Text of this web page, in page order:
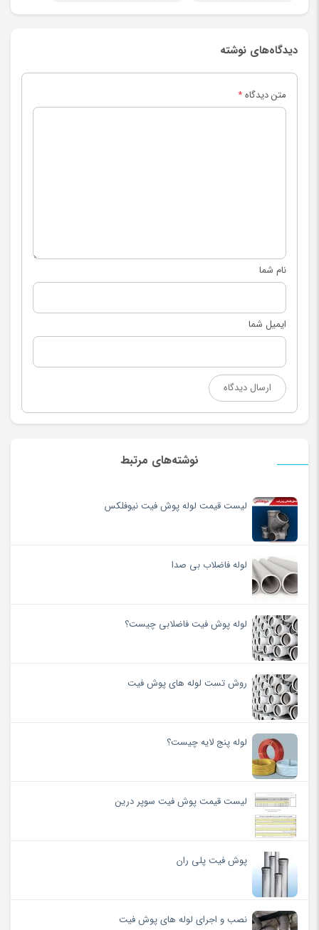
نوشته‌های مرتبط
لیست قیمت لوله پوش فیت نیوفلکس
لوله فاضلاب بی صدا
لوله پوش فیت فاضلابی چیست؟
روش تست لوله های پوش فیت
لوله پنج لایه چیست؟
لیست قیمت پوش فیت سوپر درین
پوش فیت پلی ران
نصب و اجرای لوله های پوش فیت
دیدگاه‌های نوشته
متن دیدگاه*
نام شما
ایمیل شما